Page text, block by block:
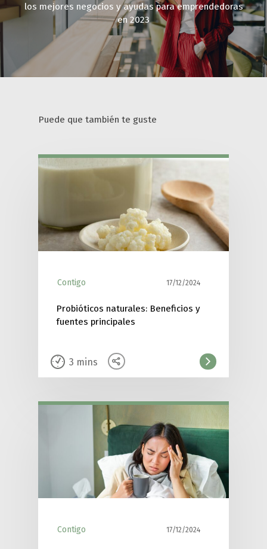
los mejores negocios y ayudas para emprendedoras
en 2023
Puede que también te guste
Contigo 17/12/2024
Probióticos naturales: Beneficios y
fuentes principales
3 mins
Contigo 17/12/2024